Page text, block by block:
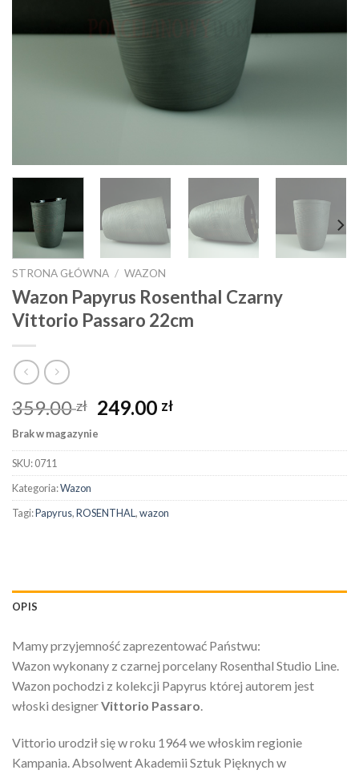
STRONA GŁÓWNA / WAZON
Wazon Papyrus Rosenthal Czarny
Vittorio Passaro 22cm
359.00zł 249.00 zł
Brak w magazynie
SKU:0711
Kategoria:Wazon
Tagi:Papyrus,ROSENTHAL ,wazon
OPIS
Mamy przyjemność zaprezentować Państwu:
Wazon wykonany z czarnej porcelany Rosenthal Studio Line.
Wazon pochodzi z kolekcji Papyrus której autorem jest
włoski designerVittorio Passaro.
Vittorio urodził się w roku 1964 we włoskim regionie
Kampania. Absolwent Akademii Sztuk Pięknych w